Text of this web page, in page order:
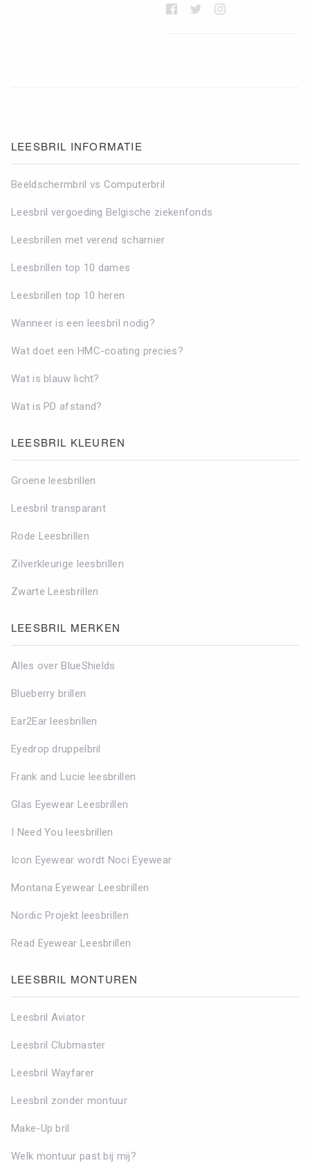
LEESBRIL INFORMATIE
Beeldschermbril vs Computerbril
Leesbril vergoeding Belgische ziekenfonds
Leesbrillen met verend scharnier
Leesbrillen top 10 dames
Leesbrillen top 10 heren
Wanneer is een leesbril nodig?
Wat doet een HMC-coating precies?
Wat is blauw licht?
Wat is PD afstand?
LEESBRIL KLEUREN
Groene leesbrillen
Leesbril transparant
Rode Leesbrillen
Zilverkleurige leesbrillen
Zwarte Leesbrillen
LEESBRIL MERKEN
Alles over BlueShields
Blueberry brillen
Ear2Ear leesbrillen
Eyedrop druppelbril
Frank and Lucie leesbrillen
Glas Eyewear Leesbrillen
I Need You leesbrillen
Icon Eyewear wordt Noci Eyewear
Montana Eyewear Leesbrillen
Nordic Projekt leesbrillen
Read Eyewear Leesbrillen
LEESBRIL MONTUREN
Leesbril Aviator
Leesbril Clubmaster
Leesbril Wayfarer
Leesbril zonder montuur
Make-Up bril
Welk montuur past bij mij?